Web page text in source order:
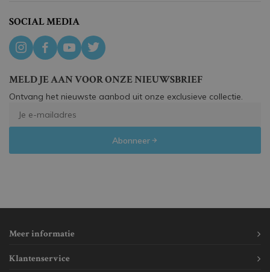
SOCIAL MEDIA
MELD JE AAN VOOR ONZE NIEUWSBRIEF
Ontvang het nieuwste aanbod uit onze exclusieve collectie.
Abonneer
Meer informatie
Klantenservice